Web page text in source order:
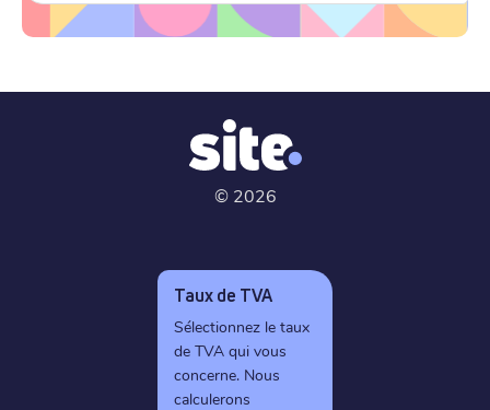
© 2026
Taux de TVA
Sélectionnez le taux
de TVA qui vous
concerne. Nous
calculerons